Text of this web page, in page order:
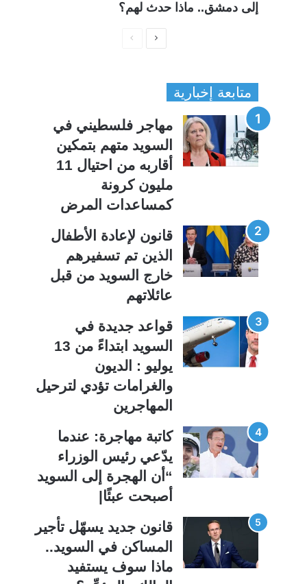
إلى دمشق.. ماذا حدث لهم؟
ا
ل
س
ا
ة
ا
ل
ت
ا
ل
ي
متابعة إخبارية
مهاجر فلسطيني في
السويد متهم بتمكين
أقاربه من احتيال 11
مليون كرونة
كمساعدات المرض
قانون لإعادة الأطفال
الذين تم تسفيرهم
خارج السويد من قبل
عائلاتهم
قواعد جديدة في
السويد ابتداءً من 13
يوليو : الديون
والغرامات تؤدي لترحيل
المهاجرين
كاتبة مهاجرة: عندما
يدّعي رئيس الوزراء
“أن الهجرة إلى السويد
أصبحت عبئًا|
قانون جديد يسهّل تأجير
المساكن في السويد..
ماذا سوف يستفيد